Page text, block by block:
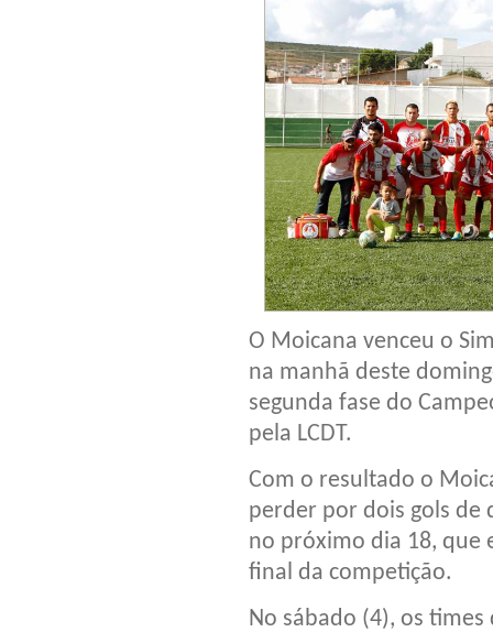
O Moicana venceu o
na manhã deste
segunda fase do
pela LCDT.
Com o resultado o
perder por dois gols de
no próximo dia 18, que
final da competição.
No sábado (4), os